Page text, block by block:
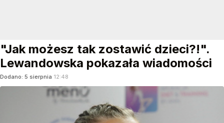
"Jak możesz tak zostawić dzieci?!".
Lewandowska pokazała wiadomości
Dodano: 5 sierpnia 12:48